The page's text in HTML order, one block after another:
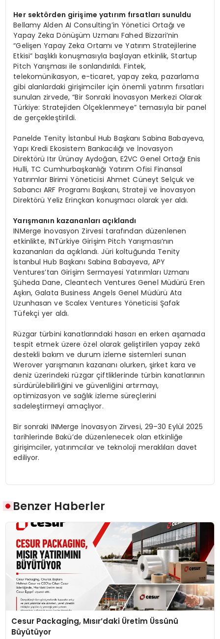
Her sektörden girişime yatırım fırsatları sunuldu
Bellamy Alden AI Consulting’in Yönetici Ortağı ve
Yapay Zeka Dönüşüm Uzmanı Fahed Bizzari’nin
“Gelişen Yapay Zeka Ortamı ve Yatırım Stratejilerine
Etkisi” başlıklı konuşmasıyla başlayan etkinlik, Startup
Pitch Yarışması ile sonlandırıldı. Fintek,
telekomünikasyon, e-ticaret, yapay zeka, pazarlama
gibi alanlardaki girişimciler için önemli yatırım fırsatları
sunulan zirvede, “Bir Sonraki İnovasyon Merkezi Olarak
Türkiye: Stratejiden Ölçeklenmeye” temasıyla bir panel
de gerçekleştirildi.
Panelde Tenity İstanbul Hub Başkanı Sabina Babayeva,
Yapı Kredi Ekosistem Bankacılığı ve İnovasyon
Direktörü Itır Ürünay Aydoğan, E2VC Genel Ortağı Enis
Hulli, TC Cumhurbaşkanlığı Yatırım Ofisi Finansal
Yatırımlar Birimi Yöneticisi Ahmet Cüneyt Selçuk ve
Sabancı ARF Programı Başkanı, Strateji ve İnovasyon
Direktörü Yeliz Erinçkan konuşmacı olarak yer aldı.
Yarışmanın kazananları açıklandı
INMerge İnovasyon Zirvesi tarafından düzenlenen
etkinlikte, INTürkiye Girişim Pitch Yarışması’nın
kazananları da açıklandı. Jüri koltuğunda Tenity
İstanbul Hub Başkanı Sabina Babayeva, APY
Ventures’tan Girişim Sermayesi Yatırımları Uzmanı
Şüheda Dane, Cleantech Ventures Genel Müdürü Eren
Aşkın, Galata Business Angels Genel Müdürü Ata
Uzunhasan ve Scalex Ventures Yöneticisi Şafak
Tüfekçi yer aldı.
Rüzgar türbini kanatlarındaki hasarı en erken aşamada
tespit etmek üzere özel olarak geliştirilen yapay zekâ
destekli bakım ve durum izleme sistemleri sunan
Werover yarışmanın kazananı olurken, şirket kara ve
deniz üzerindeki rüzgar çiftliklerinde türbin kanatlarının
sürdürülebilirliğini ve güvenliğini artırmayı,
optimizasyon ve sağlık izleme süreçlerini
sadeleştirmeyi amaçlıyor.
Bir sonraki INMerge İnovasyon Zirvesi, 29–30 Eylül 2025
tarihlerinde Bakü’de düzenlenecek olan etkinliğe
girişimciler, yatırımcılar ve teknoloji meraklıları davet
ediliyor.
Benzer Haberler
Cesur Packaging, Mısır’daki Üretim Üssünü
Büyütüyor